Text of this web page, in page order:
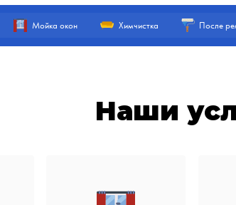
Мойка окон Химчистка После
Наши